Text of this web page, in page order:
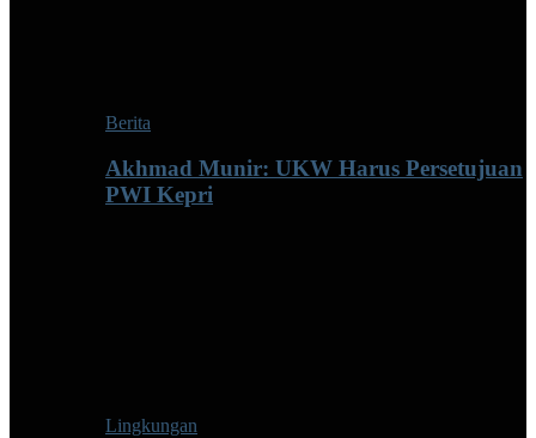
Berita
Akhmad Munir: UKW Harus Persetujuan
PWI Kepri
Lingkungan